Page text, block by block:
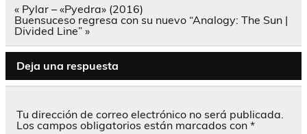
Navegación
de
entradas
« Pylar – «Pyedra» (2016)
Buensuceso regresa con su nuevo “Analogy: The Sun |
Divided Line” »
Deja una respuesta
Tu dirección de correo electrónico no será publicada.
Los campos obligatorios están marcados con *